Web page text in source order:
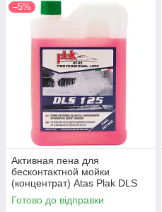
–5%
Активная пена для
бесконтактной мойки
(концентрат) Atas Plak DLS
125 1.8 л / 2 кг (00281)
Готово до відправки